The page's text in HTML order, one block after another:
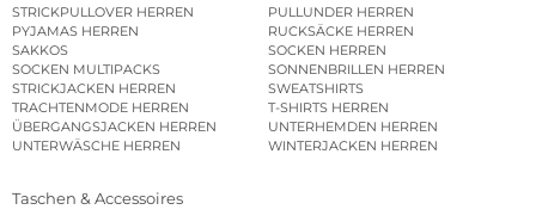
STRICKPULLOVER HERREN
PULLUNDER HERREN
PYJAMAS HERREN
RUCKSÄCKE HERREN
SAKKOS
SOCKEN HERREN
SOCKEN MULTIPACKS
SONNENBRILLEN HERREN
STRICKJACKEN HERREN
SWEATSHIRTS
TRACHTENMODE HERREN
T-SHIRTS HERREN
ÜBERGANGSJACKEN HERREN
UNTERHEMDEN HERREN
UNTERWÄSCHE HERREN
WINTERJACKEN HERREN
Taschen & Accessoires